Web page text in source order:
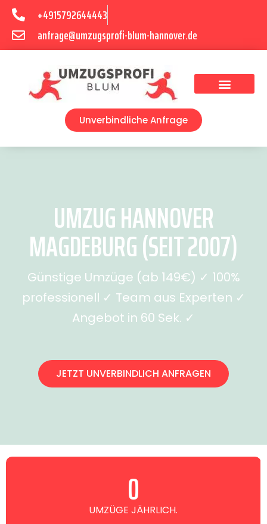
+4915792644443
anfrage@umzugsprofi-blum-hannover.de
Unverbindliche Anfrage
UMZUG HANNOVER
MAGDEBURG (SEIT 2007)
Günstige Umzüge (ab 149€) ✓ 100%
professionell ✓ Team aus Experten ✓
Angebot in 60 Sek. ✓
JETZT UNVERBINDLICH ANFRAGEN
UMZÜGE JÄHRLICH.
0